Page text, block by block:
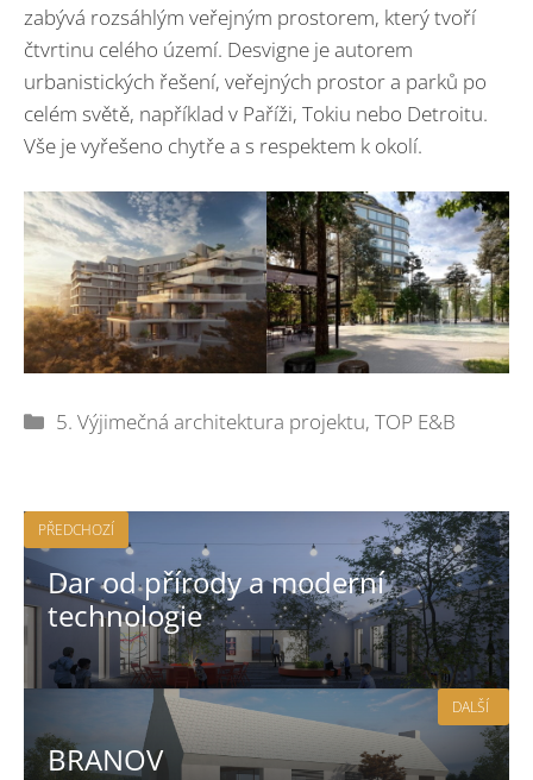
zabývá rozsáhlým veřejným prostorem, který tvoří
čtvrtinu celého území. Desvigne je autorem
urbanistických řešení, veřejných prostor a parků po
celém světě, například v Paříži, Tokiu nebo Detroitu.
Vše je vyřešeno chytře a s respektem k okolí.
Rubriky
5. Výjimečná architektura projektu,TOP E&B
PŘEDCHOZÍ
Dar od přírody a moderní
technologie
BRANOV
DALŠÍ